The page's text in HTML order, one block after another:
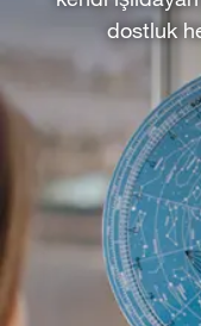
dostluk